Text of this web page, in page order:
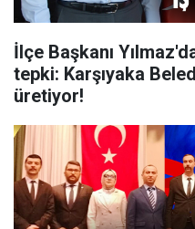
İlçe Başkanı
tepki: Karşıyaka
üretiyor!